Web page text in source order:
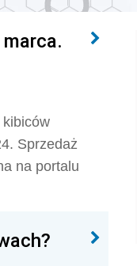
Sprzedaż
na portalu